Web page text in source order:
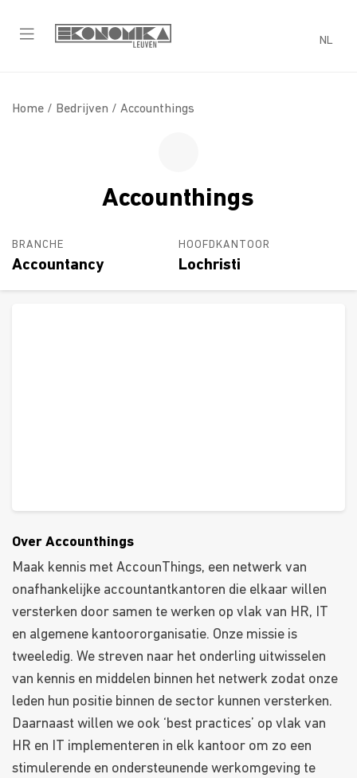
NL
Home / Bedrijven / Accounthings
Accounthings
BRANCHE
Accountancy
HOOFDKANTOOR
Lochristi
Over Accounthings
Maak kennis met AccounThings, een netwerk van
onafhankelijke accountantkantoren die elkaar willen
versterken door samen te werken op vlak van HR, IT
en algemene kantoororganisatie. Onze missie is
tweeledig. We streven naar het onderling uitwisselen
van kennis en middelen binnen het netwerk zodat onze
leden hun positie binnen de sector kunnen versterken.
Daarnaast willen we ook ‘best practices’ op vlak van
HR en IT implementeren in elk kantoor om zo een
stimulerende en ondersteunende werkomgeving te